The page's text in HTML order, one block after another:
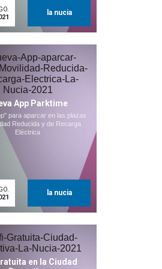
la nucia
App Parktime
para aparcar en las plazas
Reducida y de Recarga
Eléctrica
la nucia
en la Ciudad